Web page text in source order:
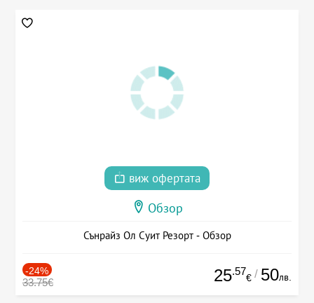
виж офертата
Обзор
Сънрайз Ол Суит Резорт - Обзор
-24%
33.75€ 25.57
€ / 50лв.